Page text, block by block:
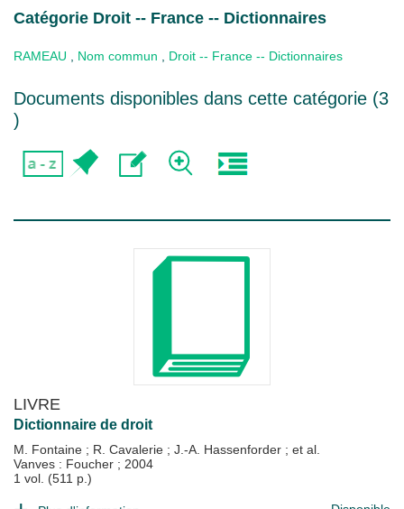
Catégorie Droit -- France -- Dictionnaires
RAMEAU Nom commun Droit -- France -- Dictionnaires
Documents disponibles dans cette catégorie (3
)
LIVRE
Dictionnaire de droit
M. Fontaine ; R. Cavalerie ; J.-A. Hassenforder ; et al.
Vanves : Foucher ; 2004
1 vol. (511 p.)